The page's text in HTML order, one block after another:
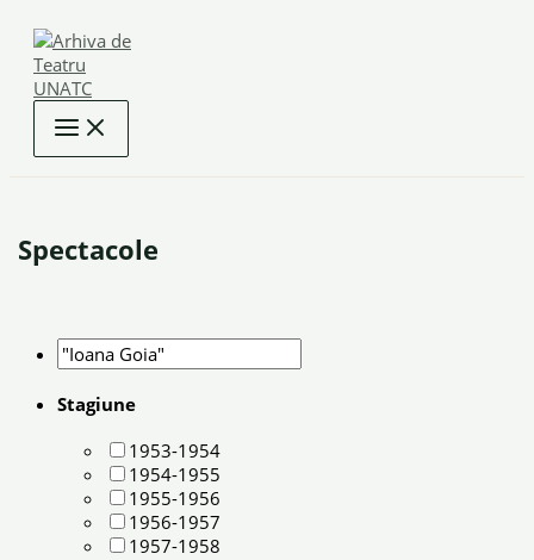
content
Spectacole
Stagiune
1953-1954
1954-1955
1955-1956
1956-1957
1957-1958